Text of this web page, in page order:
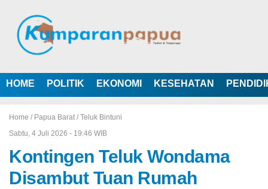
HOME POLITIK EKONOMI KESEHATAN
Home / Papua Barat / Teluk Bintuni
Sabtu, 4 Juli 2026 - 19:46 WIB
Kontingen Teluk Wondama
Disambut Tuan Rumah